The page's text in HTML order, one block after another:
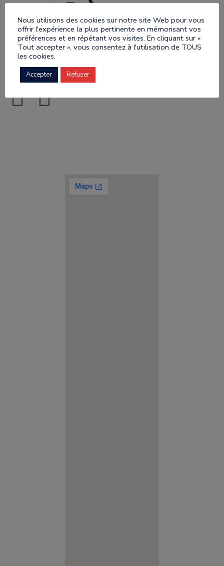
Nous utilisons des cookies sur notre site Web pour vous
offrir l'expérience la plus pertinente en mémorisant vos
préférences et en répétant vos visites. En cliquant sur «
Tout accepter », vous consentez à l'utilisation de TOUS
les cookies.
Accepter Refuser